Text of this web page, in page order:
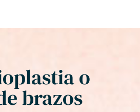
o
brazos